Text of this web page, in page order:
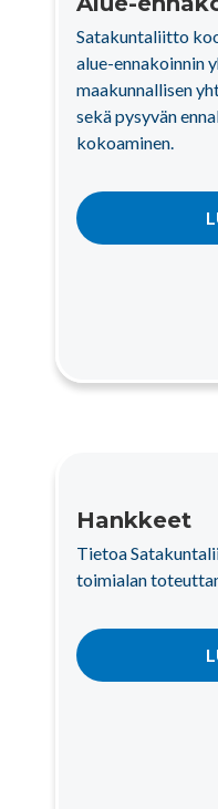
Satakuntaliitto
alue-ennakoinnin
maakunnallisen
sekä pysyvän
kokoaminen.
Hankkeet
Tietoa
toimialan